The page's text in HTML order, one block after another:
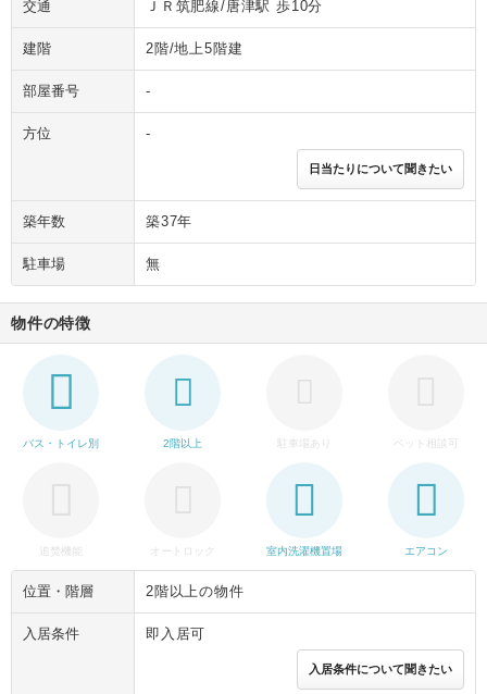
交通 ＪＲ筑肥線/唐津駅 歩10分
建階 2階/地上5階建
部屋番号 -
方位 -
日当たりについて聞きたい
築年数 築37年
駐車場 無
物件の特徴
バス・トイレ別 2階以上 駐車場あり ペット相談可
追焚機能 オートロック 室内洗濯機置場 エアコン
位置・階層 2階以上の物件
入居条件 即入居可
入居条件について聞きたい